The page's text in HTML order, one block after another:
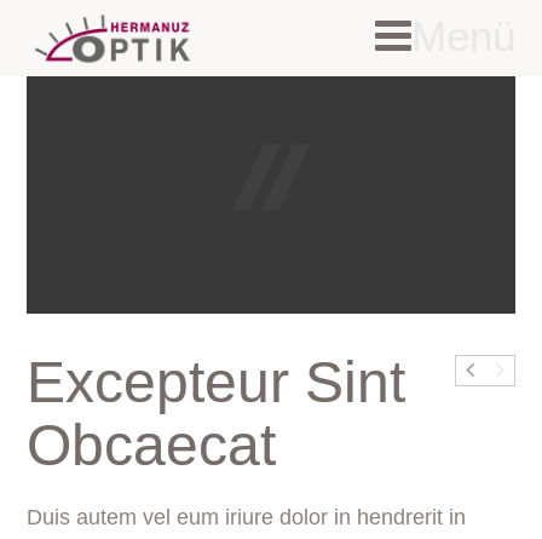
Menü
Excepteur Sint
Obcaecat
Duis autem vel eum iriure dolor in hendrerit in